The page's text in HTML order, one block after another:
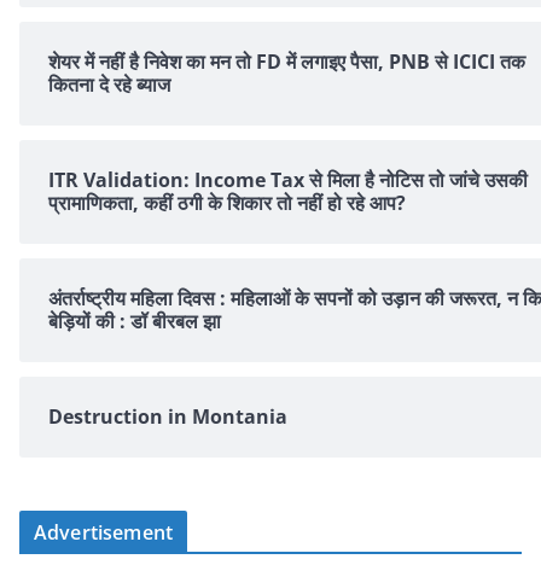
शेयर में नहीं है न‍िवेश का मन तो FD में लगाइए पैसा, PNB से ICICI तक
क‍ितना दे रहे ब्‍याज
ITR Validation: Income Tax से मिला है नोटिस तो जांचे उसकी
प्रामाणिकता, कहीं ठगी के शिकार तो नहीं हो रहे आप?
अंतर्राष्ट्रीय महिला दिवस : महिलाओं के सपनों को उड़ान की जरूरत, न कि
बेड़ियों की : डॉ बीरबल झा
Destruction in Montania
Advertisement